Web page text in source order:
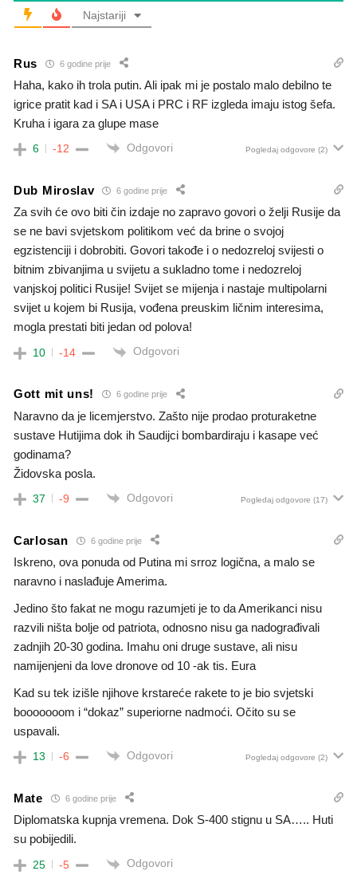
Najstariji
Rus 6 godine prije
Haha, kako ih trola putin. Ali ipak mi je postalo malo debilno te
igrice pratit kad i SA i USA i PRC i RF izgleda imaju istog šefa.
Kruha i igara za glupe mase
6 -12 Odgovori Pogledaj odgovore (2)
Dub Miroslav 6 godine prije
Za svih će ovo biti čin izdaje no zapravo govori o želji Rusije da
se ne bavi svjetskom politikom već da brine o svojoj
egzistenciji i dobrobiti. Govori takođe i o nedozreloj svijesti o
bitnim zbivanjima u svijetu a sukladno tome i nedozreloj
vanjskoj politici Rusije! Svijet se mijenja i nastaje multipolarni
svijet u kojem bi Rusija, vođena preuskim ličnim interesima,
mogla prestati biti jedan od polova!
10 -14 Odgovori
Gott mit uns! 6 godine prije
Naravno da je licemjerstvo. Zašto nije prodao proturaketne
sustave Hutijima dok ih Saudijci bombardiraju i kasape već
godinama?
Židovska posla.
37 -9 Odgovori Pogledaj odgovore (17)
Carlosan 6 godine prije
Iskreno, ova ponuda od Putina mi srroz logična, a malo se
naravno i naslađuje Amerima.
Jedino što fakat ne mogu razumjeti je to da Amerikanci nisu
razvili ništa bolje od patriota, odnosno nisu ga nadograđivali
zadnjih 20-30 godina. Imahu oni druge sustave, ali nisu
namijenjeni da love dronove od 10 -ak tis. Eura
Kad su tek izišle njihove krstareće rakete to je bio svjetski
booooooom i “dokaz” superiorne nadmoći. Očito su se
uspavali.
13 -6 Odgovori Pogledaj odgovore (2)
Mate 6 godine prije
Diplomatska kupnja vremena. Dok S-400 stignu u SA….. Huti
su pobijedili.
25 -5 Odgovori